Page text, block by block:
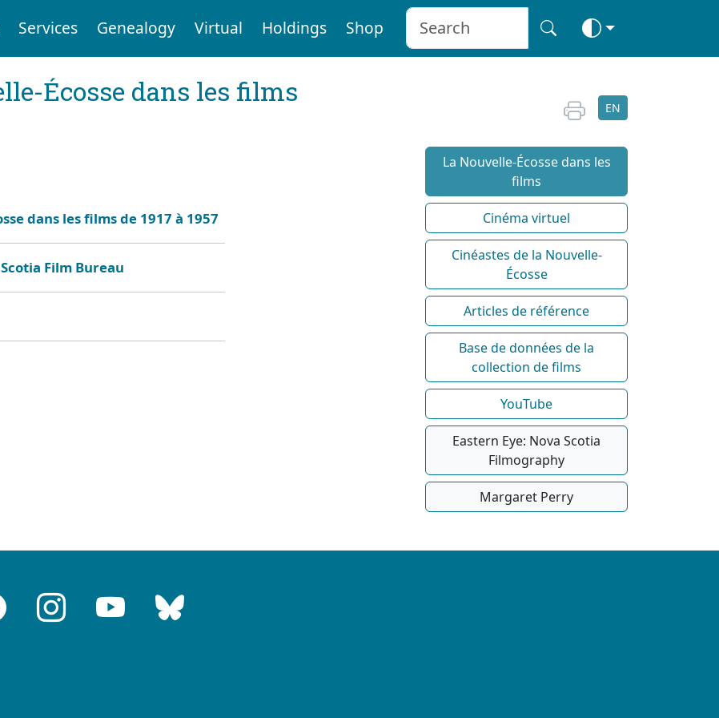
Services Genealogy Virtual Holdings Shop
Écosse dans les films
dans les films de 1917 à 1957
Film Bureau
EN
La Nouvelle-Écosse dans les
films
Cinéma virtuel
Cinéastes de la Nouvelle-
Écosse
Articles de référence
Base de données de la
collection de films
YouTube
Eastern Eye: Nova Scotia
Filmography
Margaret Perry